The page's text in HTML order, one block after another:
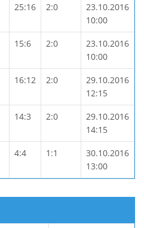
25:16 2:0
23.10.2016
10:00
15:6 2:0
23.10.2016
10:00
16:12 2:0
29.10.2016
12:15
14:3 2:0
29.10.2016
14:15
4:4 1:1
30.10.2016
13:00